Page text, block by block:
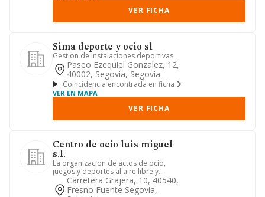
VER FICHA
Sima deporte y ocio sl
Gestion de instalaciones deportivas
Paseo Ezequiel Gonzalez, 12,
40002, Segovia, Segovia
Coincidencia encontrada en ficha
VER EN MAPA
VER FICHA
Centro de ocio luis miguel
s.l.
La organizacion de actos de ocio,
juegos y deportes al aire libre y
turismo rural. la explotacion e...
Carretera Grajera, 10, 40540,
Fresno Fuente Segovia,